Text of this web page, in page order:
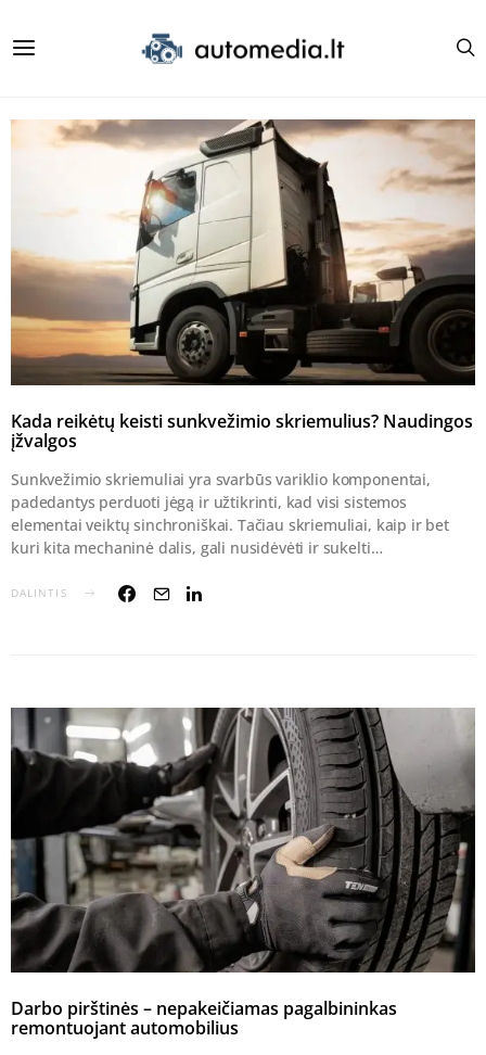
Kada reikėtų keisti sunkvežimio skriemulius? Naudingos
įžvalgos
Sunkvežimio skriemuliai yra svarbūs variklio komponentai,
padedantys perduoti jėgą ir užtikrinti, kad visi sistemos
elementai veiktų sinchroniškai. Tačiau skriemuliai, kaip ir bet
kuri kita mechaninė dalis, gali nusidėvėti ir sukelti…
DALINTIS
Darbo pirštinės – nepakeičiamas pagalbininkas
remontuojant automobilius